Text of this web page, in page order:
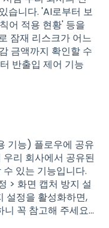
습니다. 'AI로부터 보
어 적용 현황' 등을
잠재 리스크가 어느
금액까지 확인할 수
반출입 제어 기능
기능) 플로우에 공유
리 회사에서 공유된
있는 기능입니다.
> 화면 캡처 방지 설
설정을 활성화하면,
꼭 참고해 주세요...